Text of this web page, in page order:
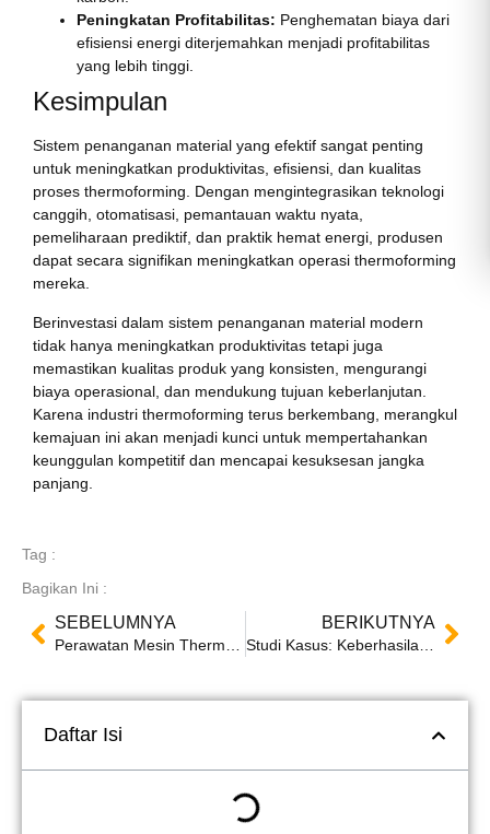
Peningkatan Profitabilitas: Penghematan biaya dari
efisiensi energi diterjemahkan menjadi profitabilitas
yang lebih tinggi.
Kesimpulan
Sistem penanganan material yang efektif sangat penting
untuk meningkatkan produktivitas, efisiensi, dan kualitas
proses thermoforming. Dengan mengintegrasikan teknologi
canggih, otomatisasi, pemantauan waktu nyata,
pemeliharaan prediktif, dan praktik hemat energi, produsen
dapat secara signifikan meningkatkan operasi thermoforming
mereka.
Berinvestasi dalam sistem penanganan material modern
tidak hanya meningkatkan produktivitas tetapi juga
memastikan kualitas produk yang konsisten, mengurangi
biaya operasional, dan mendukung tujuan keberlanjutan.
Karena industri thermoforming terus berkembang, merangkul
kemajuan ini akan menjadi kunci untuk mempertahankan
keunggulan kompetitif dan mencapai kesuksesan jangka
panjang.
Tag :
Bagikan Ini :
SEBELUMNYA
Perawatan Mesin Thermoforming: Kiat untuk Umur Panjang dan Performa
BERIKUTNYA
Studi Kasus: Keberhasilan Implementasi Mesin Thermoforming di Fasilitas Manufaktur
Daftar Isi